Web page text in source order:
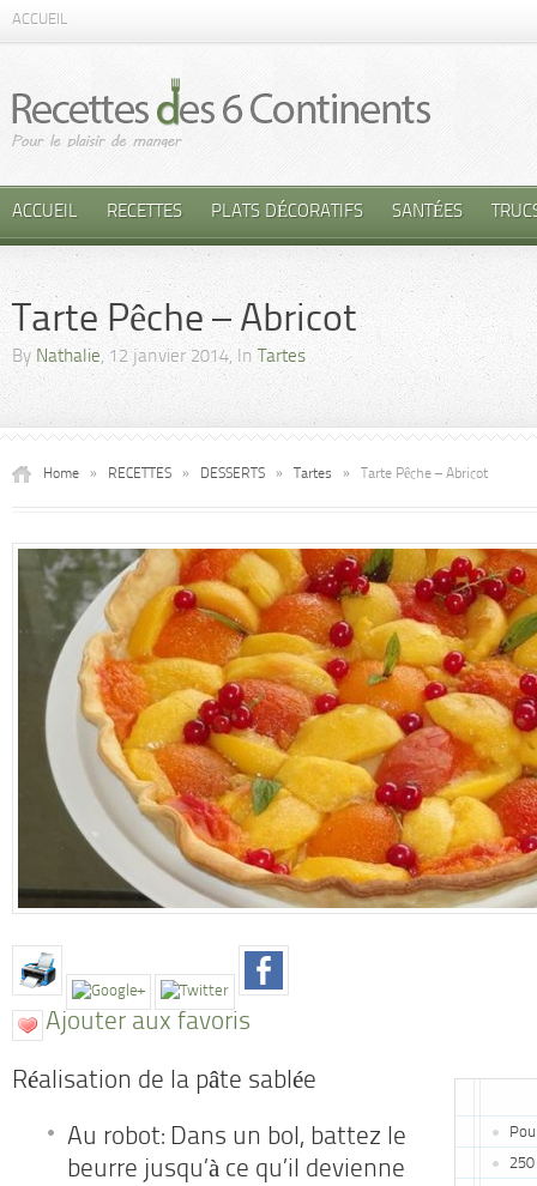
ACCUEIL
ACCUEIL RECETTES PLATS DÉCORATIFS SANTÉES
Tarte Pêche – Abricot
By Nathalie, 12 janvier 2014, In Tartes
Home » RECETTES » DESSERTS » Tartes » Tarte Pêche – Abricot
Ajouter aux favoris
250
Réalisation de la pâte sablée
Au robot: Dans un bol, battez le
beurre jusqu’à ce qu’il devienne